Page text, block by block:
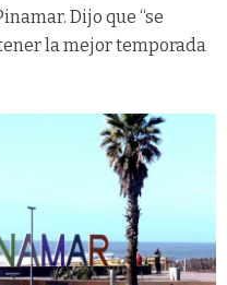
Dijo que “se
la mejor temporada